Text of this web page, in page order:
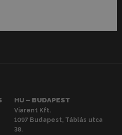
HU – BUDAPEST
Viarent Kft.
1097 Budapest, Táblás utca
38.